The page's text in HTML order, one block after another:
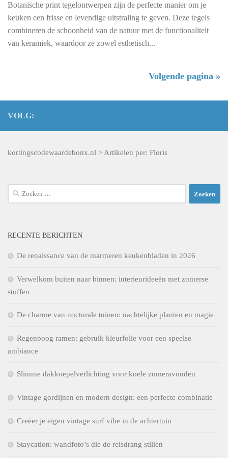
Botanische print tegelontwerpen zijn de perfecte manier om je
keuken een frisse en levendige uitstraling te geven. Deze tegels
combineren de schoonheid van de natuur met de functionaliteit
van keramiek, waardoor ze zowel esthetisch...
Volgende pagina »
VOLG:
kortingscodewaardebonx.nl > Artikelen per: Floris
Zoeken
naar:
RECENTE BERICHTEN
De renaissance van de marmeren keukenbladen in 2026
Verwelkom buiten naar binnen: interieurideeën met zomerse
stoffen
De charme van nocturale tuinen: nachtelijke planten en magie
Regenboog ramen: gebruik kleurfolie voor een speelse
ambiance
Slimme dakkoepelverlichting voor koele zomeravonden
Vintage gordijnen en modern design: een perfecte combinatie
Creëer je eigen vintage surf vibe in de achtertuin
Staycation: wandfoto’s die de reisdrang stillen